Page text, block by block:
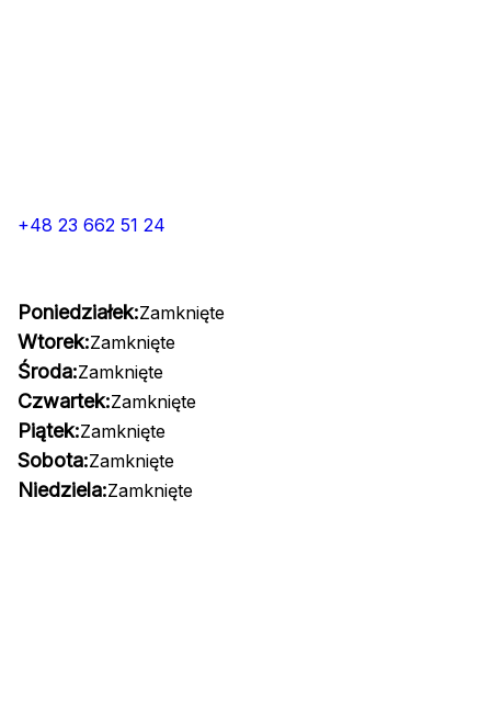
+48 23 662 51 24
Poniedziałek:Zamknięte
Wtorek:Zamknięte
Środa:Zamknięte
Czwartek:Zamknięte
Piątek:Zamknięte
Sobota:Zamknięte
Niedziela:Zamknięte